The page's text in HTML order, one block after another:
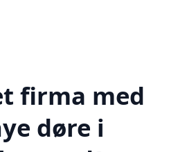
firma med
døre i